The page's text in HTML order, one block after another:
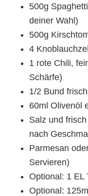
500g
deiner Wahl)
500g
4
1 rote Chili,
Schärfe)
1/2 Bund
60ml Olivenöl
Salz und
nach
Parmesan
Servieren)
Optional: 1 EL
Optional: